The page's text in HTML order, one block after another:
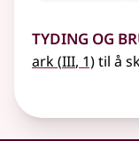
Tyding og
ark(3
III, 1)til å